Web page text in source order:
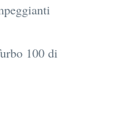
100 di